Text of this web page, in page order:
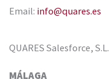
Email: info@quares.es
QUARES Salesforce, S.L.
MÁLAGA